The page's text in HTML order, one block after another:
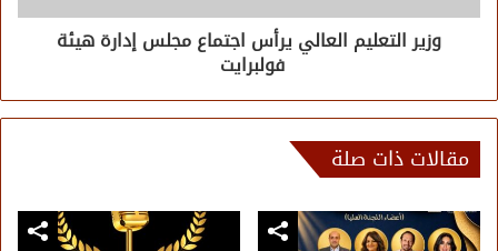
وزير التعليم العالي يرأس اجتماع مجلس إدارة هيئة
فولبرايت
مقالات ذات صلة